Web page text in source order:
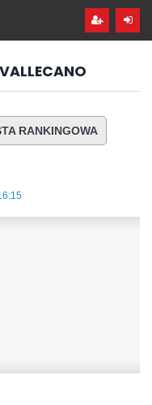
RANKINGOWA